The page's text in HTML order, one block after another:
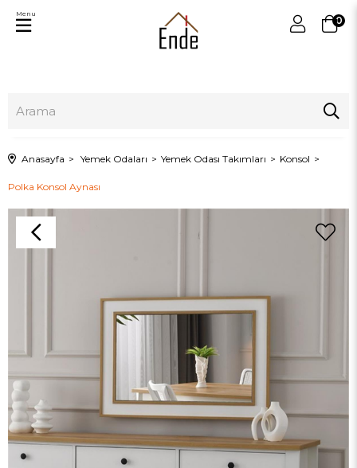
0
Menu
Anasayfa Yemek Odaları Yemek Odası Takımları Konsol
Polka Konsol Aynası